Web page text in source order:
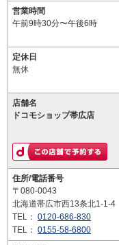
営業時間
午前9時30分〜午後6時
定休日
無休
店舗名
ドコモショップ帯広店
住所/電話番号
〒080-0043
北海道帯広市西13条北1-1-4
TEL： 0120-686-830
TEL： 0155-58-6800